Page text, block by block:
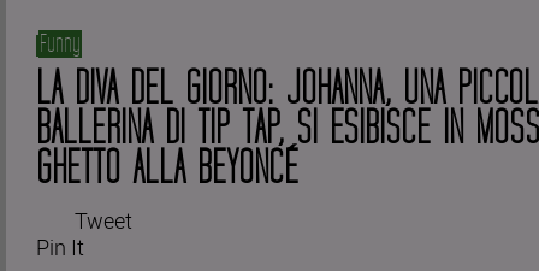
Funny
LA DIVA DEL GIORNO: JOHANNA, UNA
BALLERINA DI TIP TAP, SI ESIBISCE IN
GHETTO ALLA BEYONCÉ
Tweet
Pin It